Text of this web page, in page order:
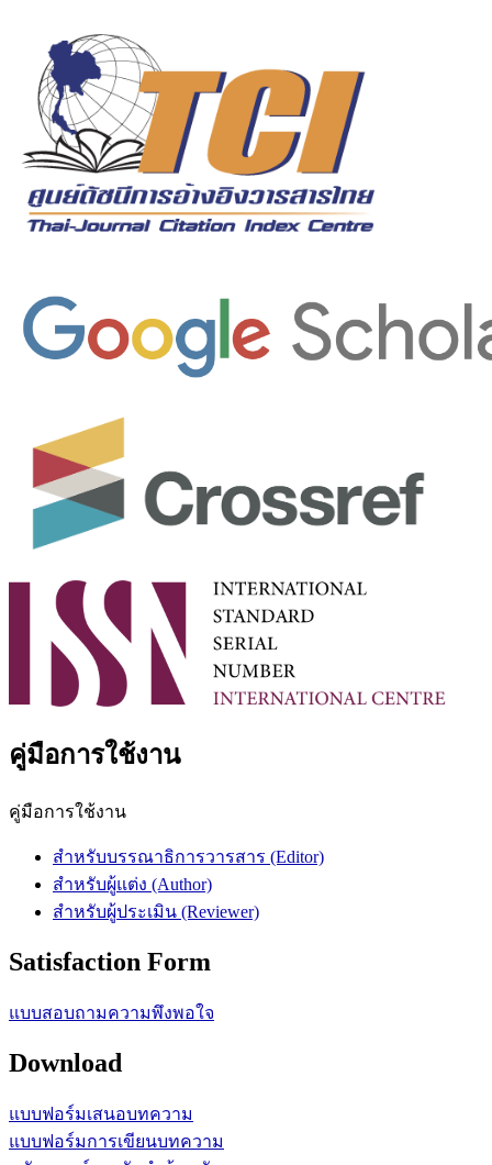
คู่มือการใช้งาน
คู่มือการใช้งาน
สําหรับบรรณาธิการวารสาร (Editor)
สําหรับผู้แต่ง (Author)
สําหรับผู้ประเมิน (Reviewer)
Satisfaction Form
แบบสอบถามความพึงพอใจ
Download
แบบฟอร์มเสนอบทความ
แบบฟอร์มการเขียนบทความ